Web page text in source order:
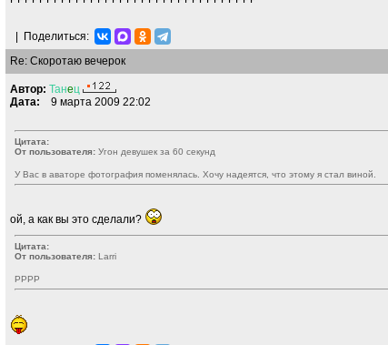
Поделиться:
Re: Скоротаю вечерок
Автор: Танeц
Дата: 9 марта 2009 22:02
Цитата:
От пользователя: Угон девушек за 60 секунд
У Вас в аваторе фотография поменялась. Хочу надеятся, что этому я стал виной.
ой, а как вы это сделали?
Цитата:
От пользователя: Larri
РРРР